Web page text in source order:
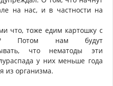
на нас, и в частности на
что, тоже едим картошку с
Потом нам будут
что нематоды эти
у них меньше года
из организма.